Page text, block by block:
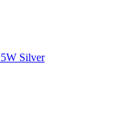
Silver